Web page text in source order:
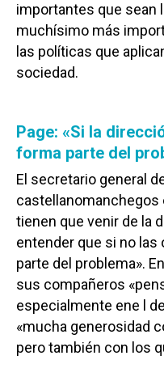
importantes que sean
muchísimo más
las políticas que
sociedad.
Page: «Si la
forma parte del
El secretario general
castellanomanchegos
tienen que venir de la
entender que si no
parte del problema».
sus compañeros
especialmente ene l
«mucha generosidad
pero también con los